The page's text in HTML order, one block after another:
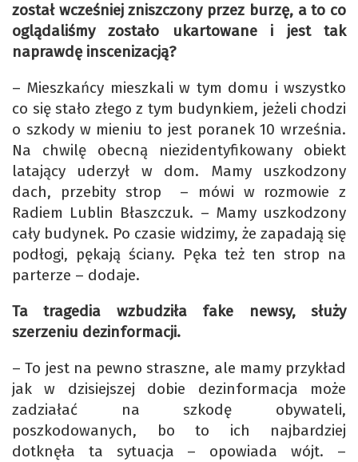
został wcześniej zniszczony przez burzę, a to co
oglądaliśmy zostało ukartowane i jest tak
naprawdę inscenizacją?
– Mieszkańcy mieszkali w tym domu i wszystko
co się stało złego z tym budynkiem, jeżeli chodzi
o szkody w mieniu to jest poranek 10 września.
Na chwilę obecną niezidentyfikowany obiekt
latający uderzył w dom. Mamy uszkodzony
dach, przebity strop – mówi w rozmowie z
Radiem Lublin Błaszczuk. – Mamy uszkodzony
cały budynek. Po czasie widzimy, że zapadają się
podłogi, pękają ściany. Pęka też ten strop na
parterze – dodaje.
Ta tragedia wzbudziła fake newsy, służy
szerzeniu dezinformacji.
– To jest na pewno straszne, ale mamy przykład
jak w dzisiejszej dobie dezinformacja może
zadziałać na szkodę obywateli,
poszkodowanych, bo to ich najbardziej
dotknęła ta sytuacja – opowiada wójt. –